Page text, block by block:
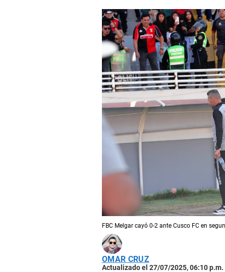
FBC Melgar cayó 0-2 ante Cusco FC en
OMAR CRUZ
Actualizado el 27/07/2025, 06:10 p.m.